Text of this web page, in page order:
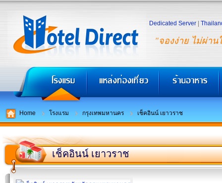
"จองง่าย ไม่ผ่าน
Dedicated Server
Home โรงแรม กรุงเทพมหานคร เช็คอินน์ เยาวราช
เช็คอินน์ เยาวราช